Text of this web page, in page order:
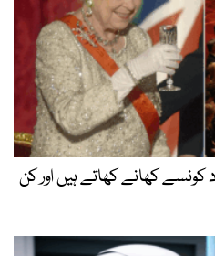
کونسے کھانے کھاتے ہیں اور کن